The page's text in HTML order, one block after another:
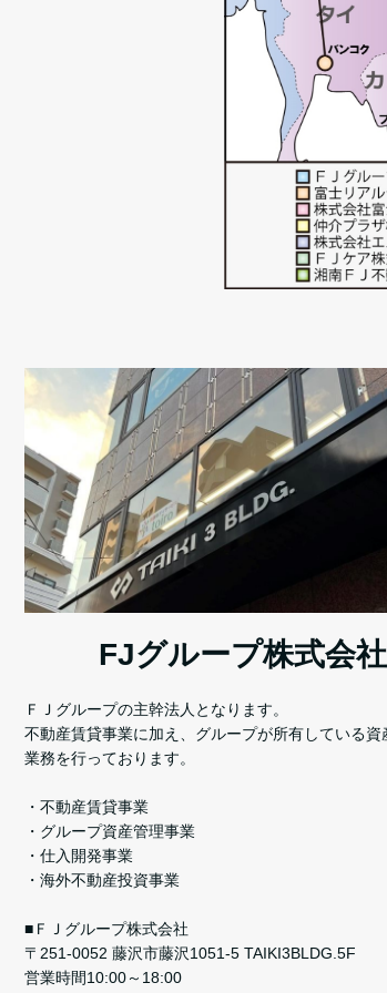
FJグループ株式会社
ＦＪグループの主幹法人となります。
不動産賃貸事業に加え、グループが所有している資
業務を行っております。
・不動産賃貸事業
・グループ資産管理事業
・仕入開発事業
・海外不動産投資事業
■ＦＪグループ株式会社
〒251-0052 藤沢市藤沢1051-5 TAIKI3BLDG.5F
営業時間10:00～18:00